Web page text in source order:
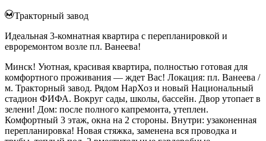
Тракторный завод
Идеальная 3-комнатная квартира с перепланировкой и
евроремонтом возле пл. Ванеева!
Минск! Уютная, красивая квартира, полностью готовая для
комфортного проживания — ждет Вас! Локация: пл. Ванеева /
м. Тракторный завод. Рядом НарХоз и новый Национальный
стадион ФИФА. Вокруг сады, школы, бассейн. Двор утопает в
зелени! Дом: после полного капремонта, утеплен.
Комфортный 3 этаж, окна на 2 стороны. Внутри: узаконенная
перепланировка! Новая стяжка, заменена вся проводка и